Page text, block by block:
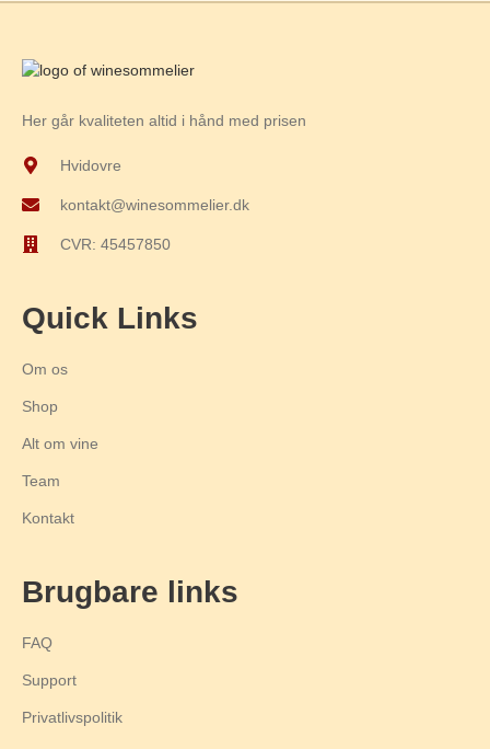
Her går kvaliteten altid i hånd med prisen
Hvidovre
kontakt@winesommelier.dk
CVR: 45457850
Quick Links
Om os
Shop
Alt om vine
Team
Kontakt
Brugbare links
FAQ
Support
Privatlivspolitik